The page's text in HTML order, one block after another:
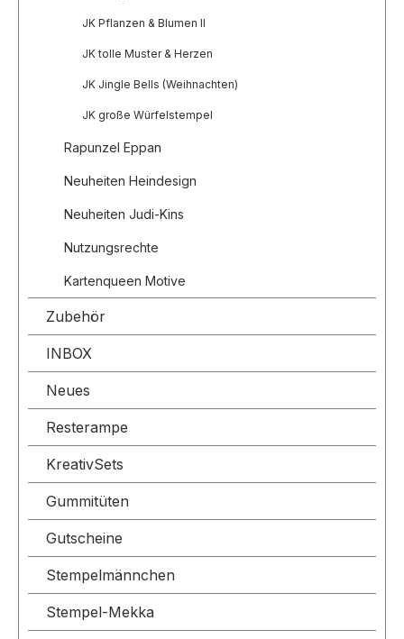
JK Pflanzen & Blumen II
JK tolle Muster & Herzen
JK Jingle Bells (Weihnachten)
JK große Würfelstempel
Rapunzel Eppan
Neuheiten Heindesign
Neuheiten Judi-Kins
Nutzungsrechte
Kartenqueen Motive
Zubehör
INBOX
Neues
Resterampe
KreativSets
Gummitüten
Gutscheine
Stempelmännchen
Stempel-Mekka